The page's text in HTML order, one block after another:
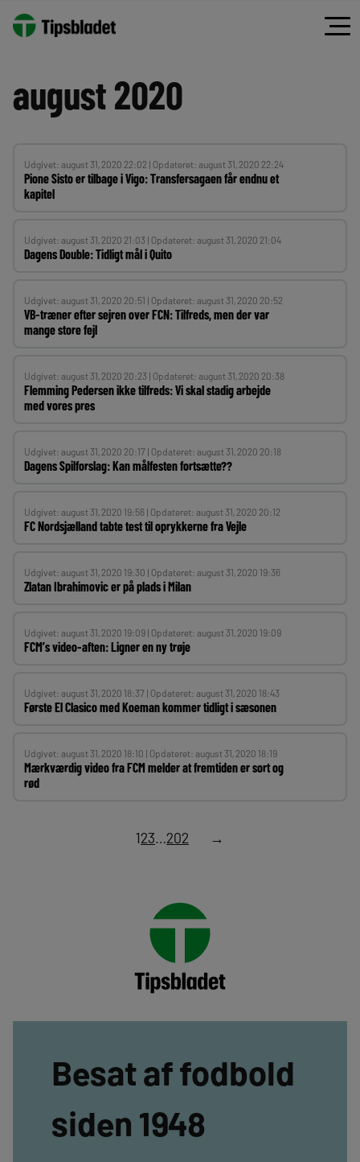
august 2020
Udgivet: august 31, 2020 22:02 | Opdateret: august 31, 2020 22:24
Pione Sisto er tilbage i Vigo: Transfersagaen får endnu et
kapitel
Udgivet: august 31, 2020 21:03 | Opdateret: august 31, 2020 21:04
Dagens Double: Tidligt mål i Quito
Udgivet: august 31, 2020 20:51 | Opdateret: august 31, 2020 20:52
VB-træner efter sejren over FCN: Tilfreds, men der var
mange store fejl
Udgivet: august 31, 2020 20:23 | Opdateret: august 31, 2020 20:38
Flemming Pedersen ikke tilfreds: Vi skal stadig arbejde
med vores pres
Udgivet: august 31, 2020 20:17 | Opdateret: august 31, 2020 20:18
Dagens Spilforslag: Kan målfesten fortsætte??
Udgivet: august 31, 2020 19:56 | Opdateret: august 31, 2020 20:12
FC Nordsjælland tabte test til oprykkerne fra Vejle
Udgivet: august 31, 2020 19:30 | Opdateret: august 31, 2020 19:36
Zlatan Ibrahimovic er på plads i Milan
Udgivet: august 31, 2020 19:09 | Opdateret: august 31, 2020 19:09
FCM’s video-aften: Ligner en ny trøje
Udgivet: august 31, 2020 18:37 | Opdateret: august 31, 2020 18:43
Første El Clasico med Koeman kommer tidligt i sæsonen
Udgivet: august 31, 2020 18:10 | Opdateret: august 31, 2020 18:19
Mærkværdig video fra FCM melder at fremtiden er sort og
rød
123…202 →
Besat af fodbold
siden 1948